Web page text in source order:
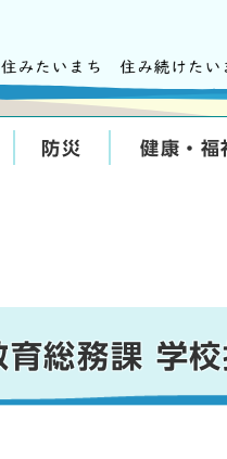
防災 健康・福
総務課 学